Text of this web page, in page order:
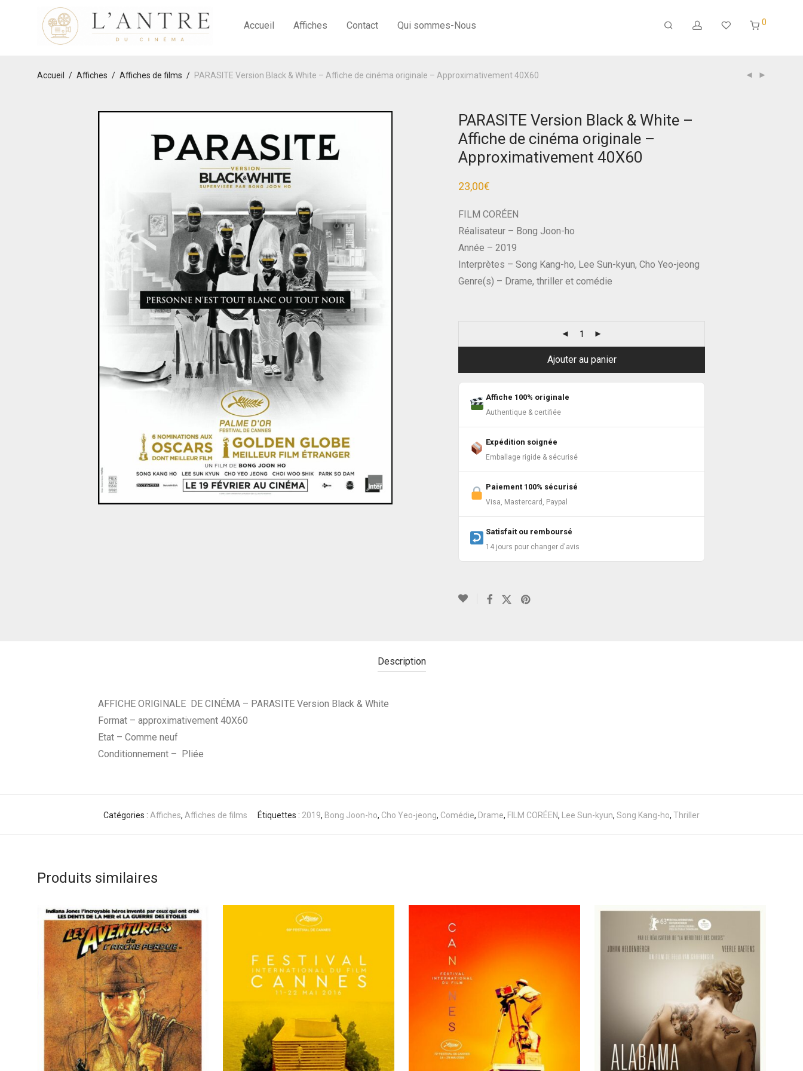
Accueil Affiches Contact Qui sommes-Nous 0
Accueil / Affiches / Affiches de films / PARASITE Version Black & White – Affiche de cinéma originale – Approximativement 40X60
PARASITE Version Black & White –
Affiche de cinéma originale –
Approximativement 40X60
23,00€
FILM CORÉEN
Réalisateur – Bong Joon-ho
Année – 2019
Interprètes – Song Kang-ho, Lee Sun-kyun, Cho Yeo-jeong
Genre(s) – Drame, thriller et comédie
Ajouter au panier
Affiche 100% originale
Authentique & certifiée
Expédition soignée
Emballage rigide & sécurisé
Paiement 100% sécurisé
Visa, Mastercard, Paypal
Satisfait ou remboursé
14 jours pour changer d'avis
Description
AFFICHE ORIGINALE DE CINÉMA – PARASITE Version Black & White
Format – approximativement 40X60
Etat – Comme neuf
Conditionnement – Pliée
Catégories : Affiches, Affiches de films Étiquettes : 2019, Bong Joon-ho, Cho Yeo-jeong, Comédie, Drame, FILM CORÉEN, Lee Sun-kyun, Song Kang-ho, Thriller
Produits similaires